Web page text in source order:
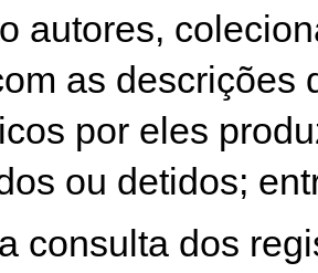
autores,
as descrições
por eles
ou detidos;
consulta dos